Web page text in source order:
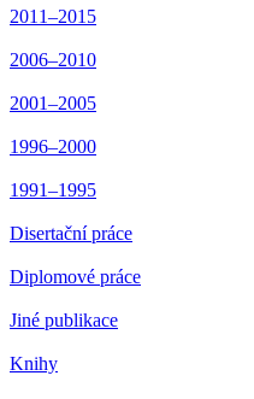
2011–2015
2006–2010
2001–2005
1996–2000
1991–1995
Disertační práce
Diplomové práce
Jiné publikace
Knihy